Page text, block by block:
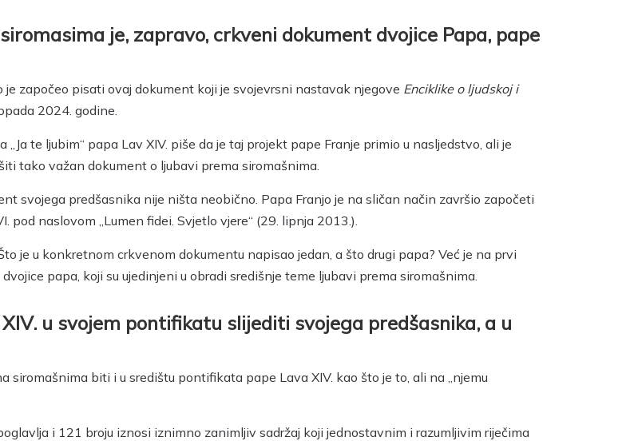
je, zapravo, crkveni dokument dvojice Papa, pape
započeo pisati ovaj dokument koji je svojevrsni nastavak njegove Enciklike o ljudskoj i
2024. godine.
te ljubim“ papa Lav XIV. piše da je taj projekt pape Franje primio u nasljedstvo, ali je
tako važan dokument o ljubavi prema siromašnima.
svojega predšasnika nije ništa neobično. Papa Franjo je na sličan način završio započeti
naslovom „Lumen fidei. Svjetlo vjere“ (29. lipnja 2013.).
je u konkretnom crkvenom dokumentu napisao jedan, a što drugi papa? Već je na prvi
papa, koji su ujedinjeni u obradi središnje teme ljubavi prema siromašnima.
u svojem pontifikatu slijediti svojega predšasnika, a u
siromašnima biti i u središtu pontifikata pape Lava XIV. kao što je to, ali na „njemu
i 121 broju iznosi iznimno zanimljiv sadržaj koji jednostavnim i razumljivim riječima